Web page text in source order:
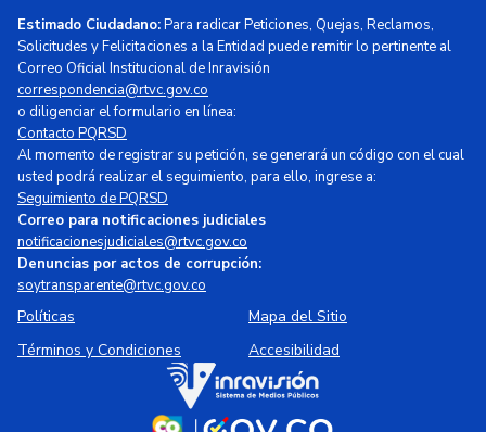
Estimado Ciudadano:Para radicar Peticiones, Quejas, Reclamos,
Solicitudes y Felicitaciones a la Entidad puede remitir lo pertinente al
Correo Oficial Institucional de Inravisión
correspondencia@rtvc.gov.co
o diligenciar el formulario en línea:
Contacto PQRSD
Al momento de registrar su petición, se generará un código con el cual
usted podrá realizar el seguimiento, para ello, ingrese a:
Seguimiento de PQRSD
Correo para notificaciones judiciales
notificacionesjudiciales@rtvc.gov.co
Denuncias por actos de corrupción:
soytransparente@rtvc.gov.co
Políticas
Mapa del Sitio
Términos y Condiciones
Accesibilidad